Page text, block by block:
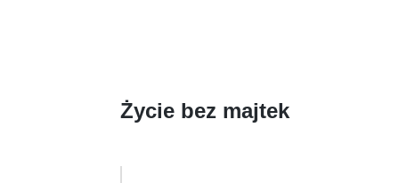
Życie bez majtek